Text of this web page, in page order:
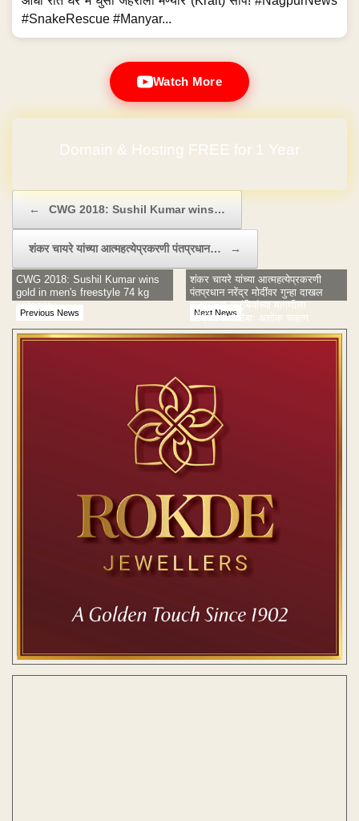
#SnakeRescue #Manyar...
Watch More
← CWG 2018: Sushil Kumar wins…
शंकर चायरे यांच्या आत्महत्येप्रकरणी पंतप्रधान… →
Previous News
CWG 2018: Sushil Kumar wins
gold in men's freestyle 74 kg
category
Next News
शंकर चायरे यांच्या आत्महत्येप्रकरणी
पंतप्रधान नरेंद्र मोदींवर गुन्हा दाखल
करण्याच्या कुटुंबियांच्या मागणीला
काँग्रेसचा पाठिंबाः अशोक चव्हाण